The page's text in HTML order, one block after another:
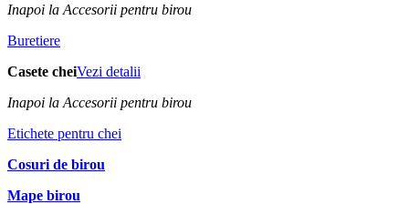
Inapoi la Accesorii pentru birou
Buretiere
Casete cheiVezi detalii
Inapoi la Accesorii pentru birou
Etichete pentru chei
Cosuri de birou
Mape birou